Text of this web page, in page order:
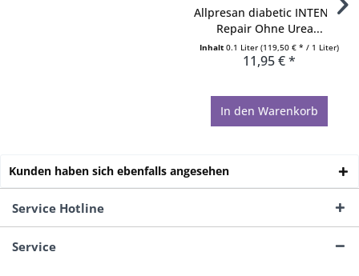
Allpresan diabetic INTENSIV
Repair Ohne Urea...
Inhalt 0.1 Liter (119,50 € * / 1 Liter)
11,95 € *
In den Warenkorb
Kunden haben sich ebenfalls angesehen
Service Hotline
Service